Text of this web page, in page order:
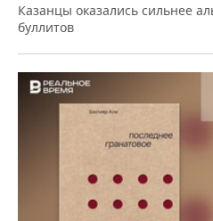
Казанцы оказались сильнее
буллитов